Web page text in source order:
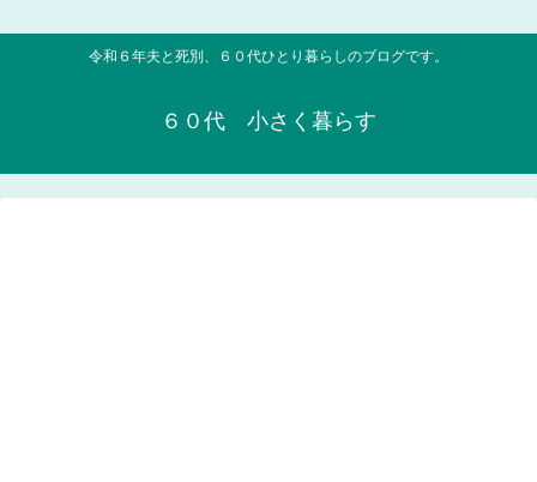
令和６年夫と死別、６０代ひとり暮らしのブログです。
６０代 小さく暮らす